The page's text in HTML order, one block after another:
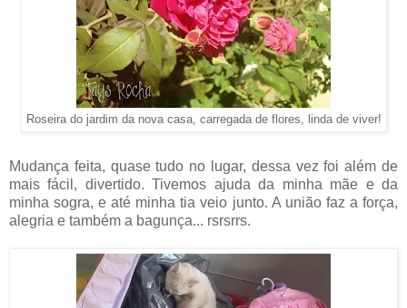
Roseira do jardim da nova casa, carregada de flores, linda de viver!
Mudança feita, quase tudo no lugar, dessa vez foi além de
mais fácil, divertido. Tivemos ajuda da minha mãe e da
minha sogra, e até minha tia veio junto. A união faz a força,
alegria e também a bagunça... rsrsrrs.